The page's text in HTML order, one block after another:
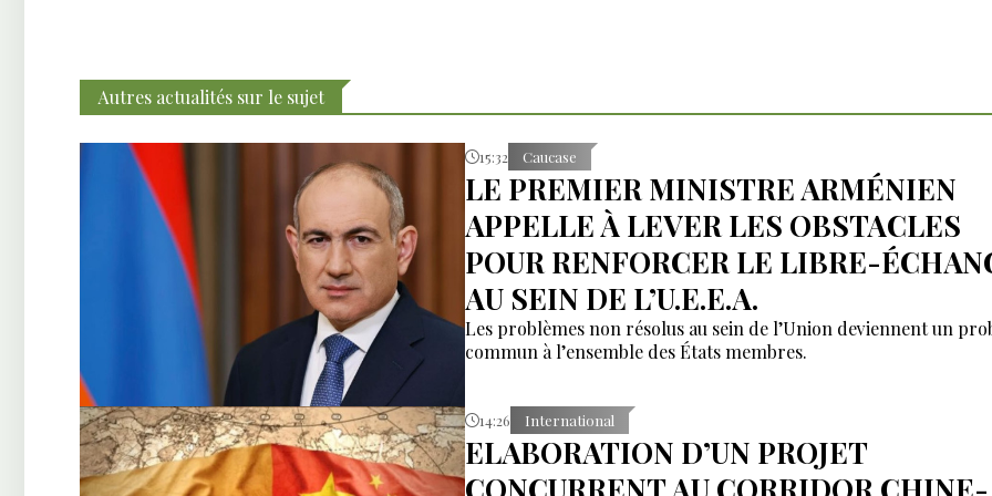
Autres actualités sur le sujet
15:32 Caucase
LE PREMIER MINISTRE ARMÉNIEN
APPELLE À LEVER LES OBSTACLES
POUR RENFORCER LE LIBRE-
AU SEIN DE L’U.E.E.A.
Les problèmes non résolus au sein de l’Union deviennent un
commun à l’ensemble des États membres.
14:26 International
ELABORATION D’UN PROJET